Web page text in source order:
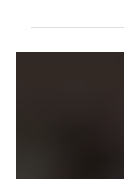
pagos inmediatos
promete...